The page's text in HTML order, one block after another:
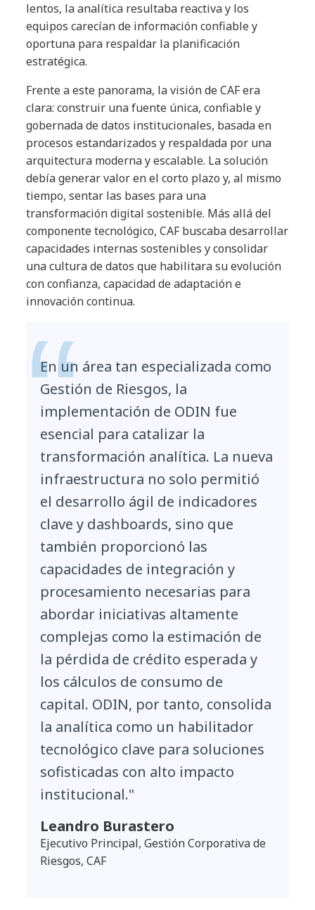
lentos, la analítica resultaba reactiva y los
equipos carecían de información confiable y
oportuna para respaldar la planificación
estratégica.
Frente a este panorama, la visión de CAF era
clara: construir una fuente única, confiable y
gobernada de datos institucionales, basada en
procesos estandarizados y respaldada por una
arquitectura moderna y escalable. La solución
debía generar valor en el corto plazo y, al mismo
tiempo, sentar las bases para una
transformación digital sostenible. Más allá del
componente tecnológico, CAF buscaba desarrollar
capacidades internas sostenibles y consolidar
una cultura de datos que habilitara su evolución
con confianza, capacidad de adaptación e
innovación continua.
En un área tan especializada como
Gestión de Riesgos, la
implementación de ODIN fue
esencial para catalizar la
transformación analítica. La nueva
infraestructura no solo permitió
el desarrollo ágil de indicadores
clave y dashboards, sino que
también proporcionó las
capacidades de integración y
procesamiento necesarias para
abordar iniciativas altamente
complejas como la estimación de
la pérdida de crédito esperada y
los cálculos de consumo de
capital. ODIN, por tanto, consolida
la analítica como un habilitador
tecnológico clave para soluciones
sofisticadas con alto impacto
institucional."
Leandro Burastero
Ejecutivo Principal, Gestión Corporativa de
Riesgos, CAF